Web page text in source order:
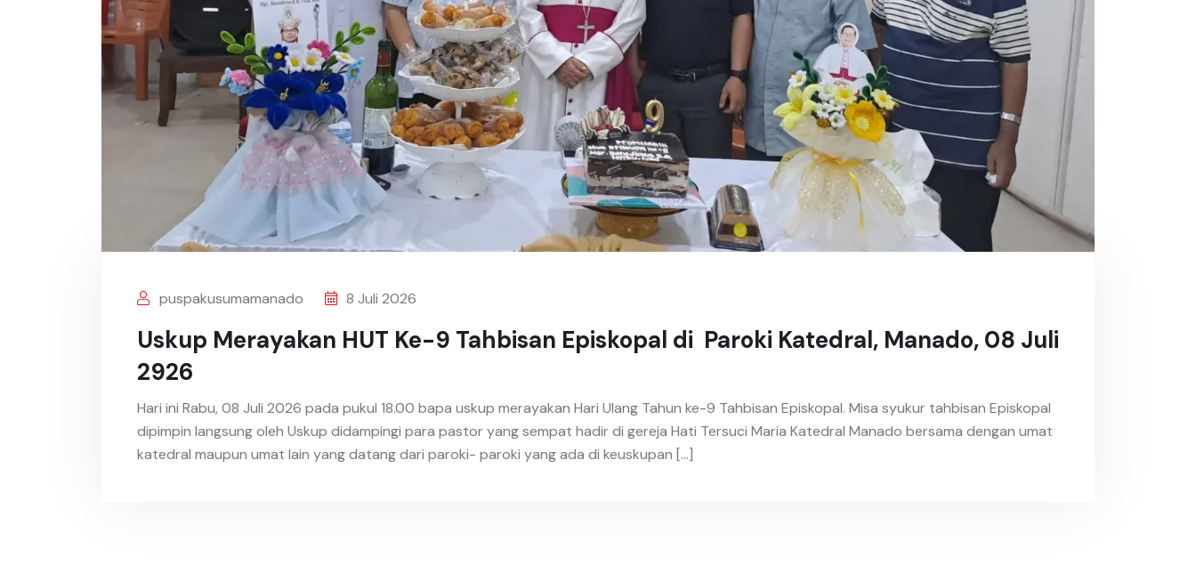
puspakusumamanado 8 Juli 2026
Uskup Merayakan HUT Ke-9 Tahbisan Episkopal di Paroki Katedral, Manado, 08 Juli
2926
Hari ini Rabu, 08 Juli 2026 pada pukul 18.00 bapa uskup merayakan Hari Ulang Tahun ke-9 Tahbisan Episkopal. Misa syukur tahbisan Episkopal
dipimpin langsung oleh Uskup didampingi para pastor yang sempat hadir di gereja Hati Tersuci Maria Katedral Manado bersama dengan umat
katedral maupun umat lain yang datang dari paroki- paroki yang ada di keuskupan […]